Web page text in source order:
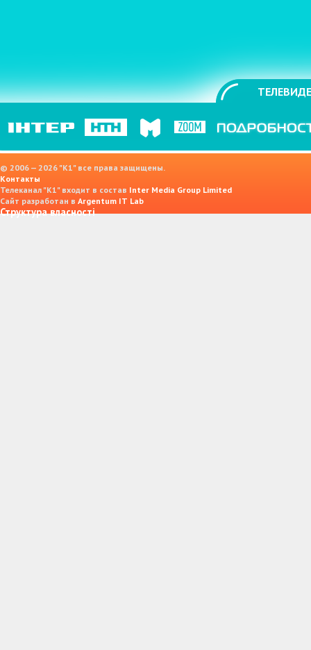
© 2006 — 2026 "K1" все права защищены.
Контакты
Телеканал "К1" входит в состав Inter Media Group Limited
Сайт разработан в Argentum IT Lab
Структура власності